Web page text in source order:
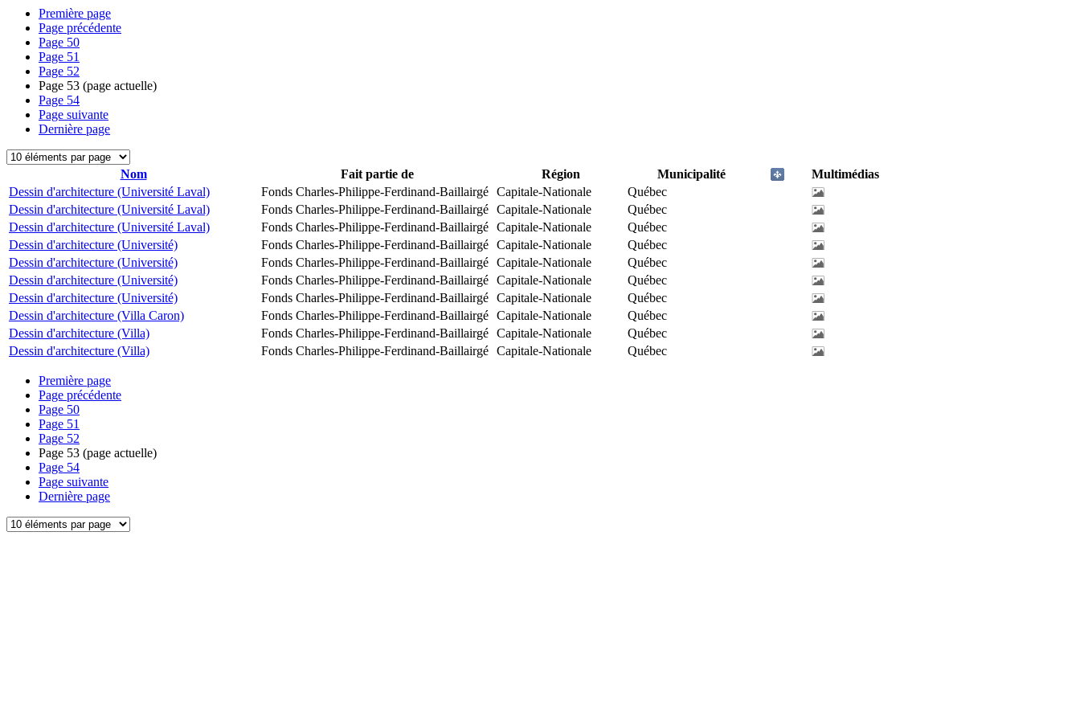
Première page
Page précédente
Page 50
Page 51
Page 52
Page 53 (page actuelle)
Page 54
Page suivante
Dernière page
Nom Fait partie de Région Municipalité
Multimédias
Dessin d'architecture (Université Laval)
Fonds Charles-Philippe-Ferdinand-Baillairgé Capitale-Nationale
Québec
Dessin d'architecture (Université Laval)
Fonds Charles-Philippe-Ferdinand-Baillairgé Capitale-Nationale
Québec
Dessin d'architecture (Université Laval)
Fonds Charles-Philippe-Ferdinand-Baillairgé Capitale-Nationale
Québec
Dessin d'architecture (Université)
Fonds Charles-Philippe-Ferdinand-Baillairgé Capitale-Nationale
Québec
Dessin d'architecture (Université)
Fonds Charles-Philippe-Ferdinand-Baillairgé Capitale-Nationale
Québec
Dessin d'architecture (Université)
Fonds Charles-Philippe-Ferdinand-Baillairgé Capitale-Nationale
Québec
Dessin d'architecture (Université)
Fonds Charles-Philippe-Ferdinand-Baillairgé Capitale-Nationale
Québec
Dessin d'architecture (Villa Caron)
Fonds Charles-Philippe-Ferdinand-Baillairgé Capitale-Nationale
Québec
Dessin d'architecture (Villa)
Fonds Charles-Philippe-Ferdinand-Baillairgé Capitale-Nationale
Québec
Dessin d'architecture (Villa)
Fonds Charles-Philippe-Ferdinand-Baillairgé Capitale-Nationale Québec
Première page
Page précédente
Page 50
Page 51
Page 52
Page 53 (page actuelle)
Page 54
Page suivante
Dernière page